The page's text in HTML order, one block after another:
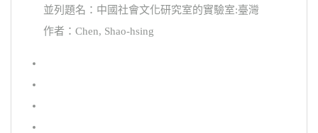
並列題名：中國社會文化研究室的實驗室:臺灣
作者：Chen, Shao-hsing